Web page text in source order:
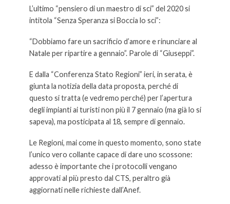
L’ultimo “pensiero di un maestro di sci” del 2020 si
intitola “Senza Speranza si Boccia lo sci”:
“Dobbiamo fare un sacrificio d’amore e rinunciare al
Natale per ripartire a gennaio”. Parole di “Giuseppi”.
E dalla “Conferenza Stato Regioni” ieri, in serata, è
giunta la notizia della data proposta, perché di
questo si tratta (e vedremo perché) per l’apertura
degli impianti ai turisti non più il 7 gennaio (ma già lo si
sapeva), ma posticipata al 18, sempre di gennaio.
Le Regioni, mai come in questo momento, sono state
l’unico vero collante capace di dare uno scossone:
adesso è importante che i protocolli vengano
approvati al più presto dal CTS, peraltro già
aggiornati nelle richieste dall’Anef.